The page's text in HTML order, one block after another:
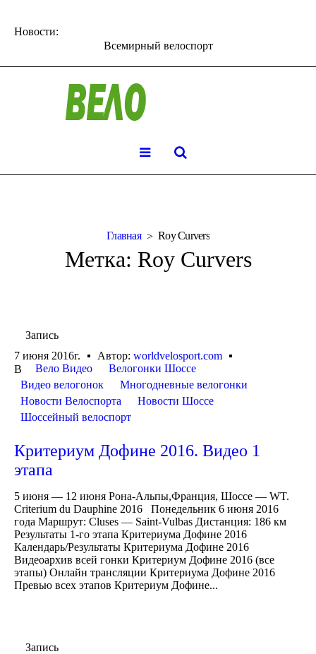
Новости:
Всемирный велоспорт
Главная Roy Curvers
Метка: Roy Curvers
Запись
7 июня 2016г.
Автор: worldvelosport.com
В
Вело Видео
Велогонки Шоссе
Видео велогонок
Многодневные велогонки
Новости Велоспорта
Новости Шоссе
Шоссейный велоспорт
Критериум Дофине 2016. Видео 1
этапа
5 июня — 12 июня Рона-Альпы,Франция, Шоссе — WT.
Criterium du Dauphine 2016 Понедельник 6 июня 2016
года Маршрут: Cluses — Saint-Vulbas Дистанция: 186 км
Результаты 1-го этапа Критериума Дофине 2016
Календарь/Результаты Критериума Дофине 2016
Видеоархив всей гонки Критериум Дофине 2016 (все
этапы) Онлайн трансляции Критериума Дофине 2016
Превью всех этапов Критериум Дофине...
Запись